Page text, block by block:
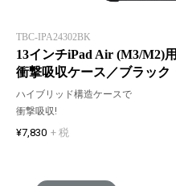
TBC-IPA24302BK
13インチiPad Air (M3/M2)用
衝撃吸収ケース／ブラック
ハイブリッド構造ケースで
衝撃吸収!
¥7,830 + 税